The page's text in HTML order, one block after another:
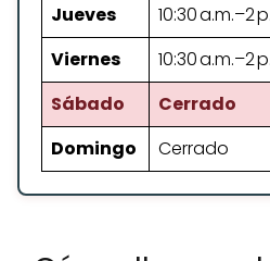
Jueves
10:30 a.m.–2
Viernes
10:30 a.m.–2
Sábado
Cerrado
Domingo
Cerrado